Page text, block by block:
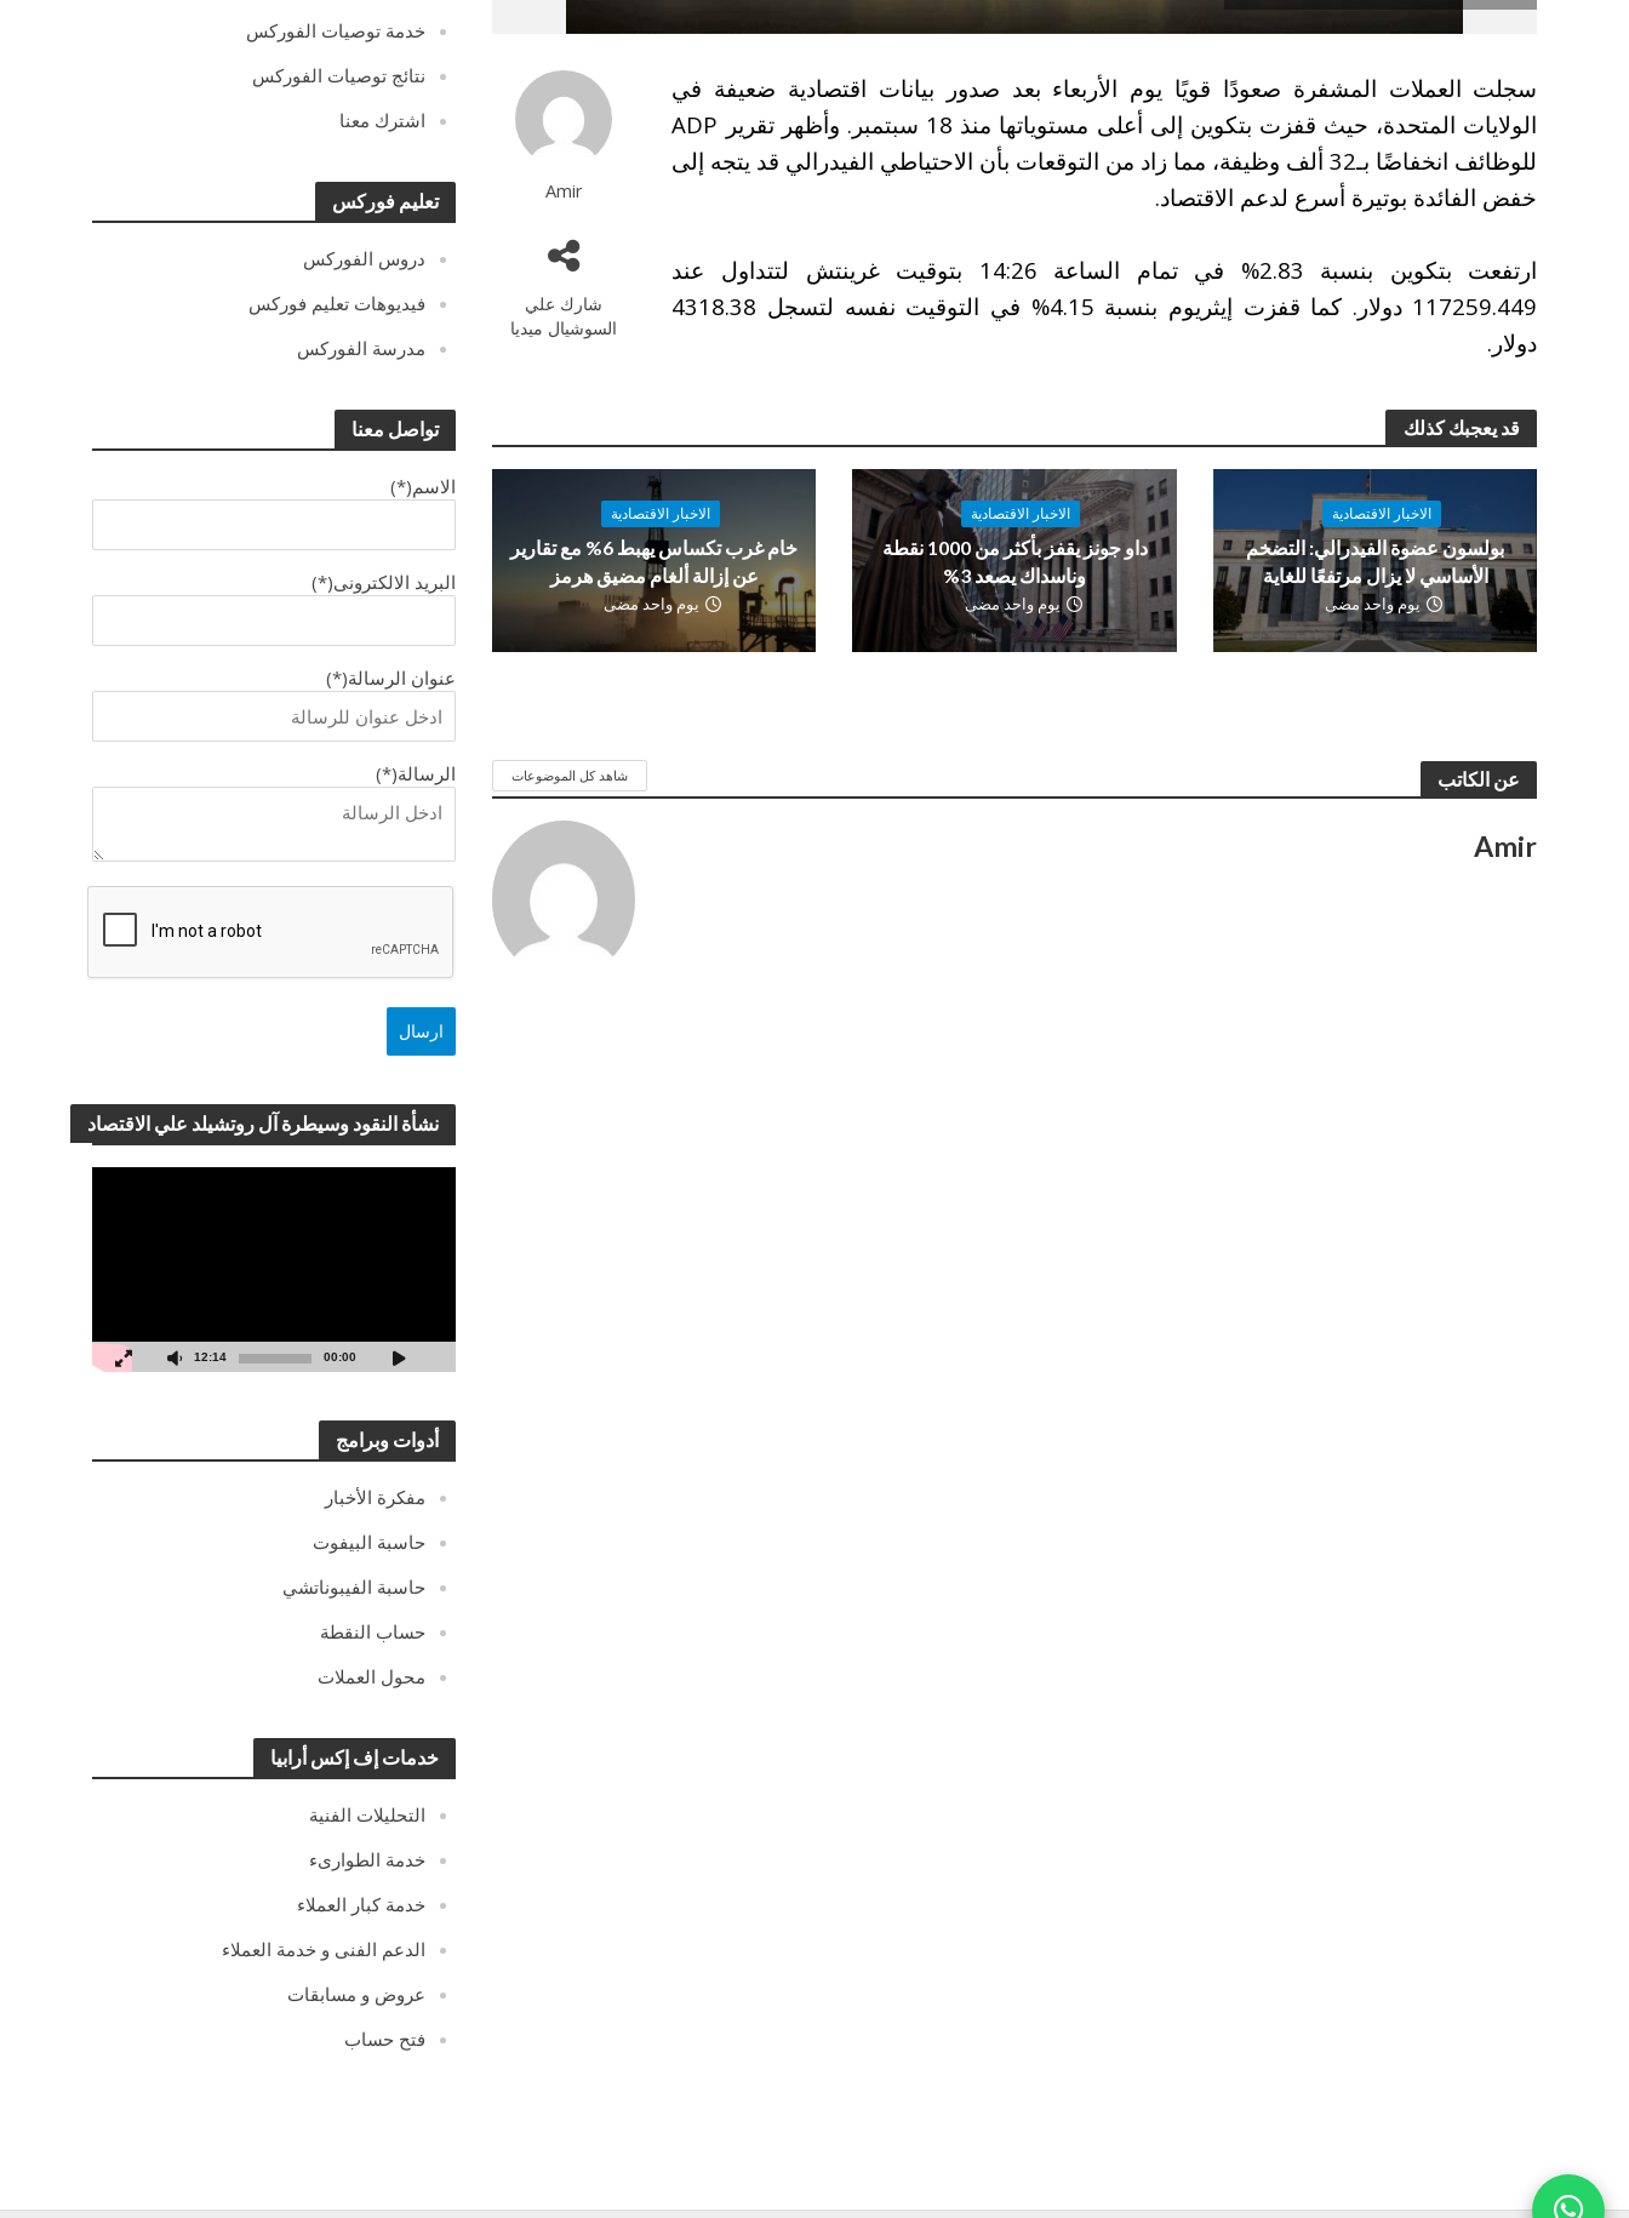
خدمة توصيات الفوركس
نتائج توصيات الفوركس
اشترك معنا
تعليم فوركس
دروس الفوركس
فيديوهات تعليم فوركس
مدرسة الفوركس
تواصل معنا
الاسم(*)
البريد الالكترونى(*)
عنوان الرسالة(*)
الرسالة(*)
نشأة النقود وسيطرة آل روتشيلد علي الاقتصاد
00:00
12:14
أدوات وبرامج
مفكرة الأخبار
حاسبة البيفوت
حاسبة الفيبوناتشي
حساب النقطة
محول العملات
خدمات إف إكس أرابيا
التحليلات الفنية
خدمة الطوارىء
خدمة كبار العملاء
الدعم الفنى و خدمة العملاء
عروض و مسابقات
فتح حساب
Amir
شارك علي
السوشيال ميديا
سجلت العملات المشفرة صعودًا قويًا يوم الأربعاء بعد صدور بيانات اقتصادية ضعيفة في
الولايات المتحدة، حيث قفزت بتكوين إلى أعلى مستوياتها منذ 18 سبتمبر. وأظهر تقرير ADP
للوظائف انخفاضًا بـ32 ألف وظيفة، مما زاد من التوقعات بأن الاحتياطي الفيدرالي قد يتجه إلى
خفض الفائدة بوتيرة أسرع لدعم الاقتصاد.
ارتفعت بتكوين بنسبة 2.83% في تمام الساعة 14:26 بتوقيت غرينتش لتتداول عند
117259.449 دولار. كما قفزت إيثريوم بنسبة 4.15% في التوقيت نفسه لتسجل 4318.38
دولار.
قد يعجبك كذلك
الاخبار الاقتصادية
بولسون عضوة الفيدرالي: التضخم
الأساسي لا يزال مرتفعًا للغاية
يوم واحد مضى
الاخبار الاقتصادية
داو جونز يقفز بأكثر من 1000 نقطة
وناسداك يصعد 3%
يوم واحد مضى
الاخبار الاقتصادية
خام غرب تكساس يهبط 6% مع تقارير
عن إزالة ألغام مضيق هرمز
يوم واحد مضى
عن الكاتب شاهد كل الموضوعات
Amir